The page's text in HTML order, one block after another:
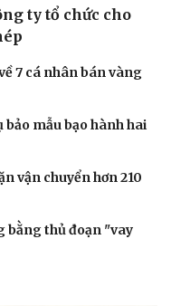
ty tổ chức cho
7 cá nhân bán vàng
bảo mẫu bạo hành hai
vận chuyển hơn 210
bằng thủ đoạn "vay